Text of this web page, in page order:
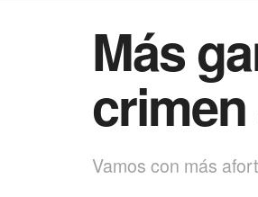
Más
Vamos con más